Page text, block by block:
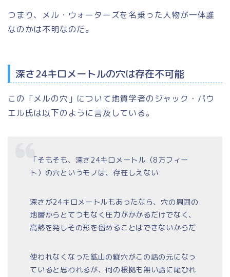
つまり、メル・ウォーターズを名乗った人物が一体誰
なのかは不明なのだ。
深さ24キロメートルの穴は存在不可能
この「メルの穴」について地質学者のジャック・パウ
エル氏は以下のように言及している。
「そもそも、深さ24キロメートル（8万フィー
ト）の穴というモノは、存在しえない
深さが24キロメートルもあったなら、穴の周囲の
地層からとてつもなく圧力がかかるだけでなく、
高熱を発しその形を留めることはできないからだ
使われなくなった鉱山の縦穴がこの話の元になっ
ていると思われるが、何の根拠も無い話に尾ひれ